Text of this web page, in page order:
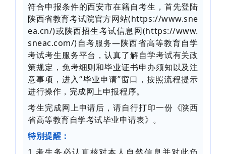
符合申报条件的西安市在籍自考生，首先登陆
陕西省教育考试院官方网站(https://www.sne
ea.cn/)或陕西招生考试信息网(https://www.
sneac.com/)自考服务—陕西省高等教育自学
考试考生服务平台，认真了解自学考试有关政
策规定，免考细则和毕业证书申办须知以及注
意事项，进入“毕业申请”窗口，按照流程提示
进行操作，完成网上申报程序。
考生完成网上申请后，请自行打印一份《陕西
省高等教育自学考试毕业申请表》。
特别提醒：